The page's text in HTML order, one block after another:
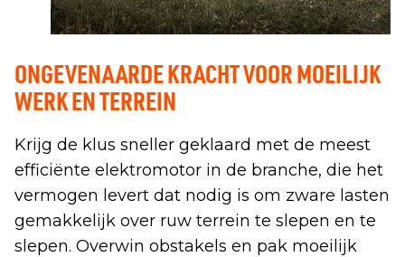
ONGEVENAARDE KRACHT VOOR MOEILIJK
WERK EN TERREIN
Krijg de klus sneller geklaard met de meest
efficiënte elektromotor in de branche, die het
vermogen levert dat nodig is om zware lasten
gemakkelijk over ruw terrein te slepen en te
slepen. Overwin obstakels en pak moeilijk